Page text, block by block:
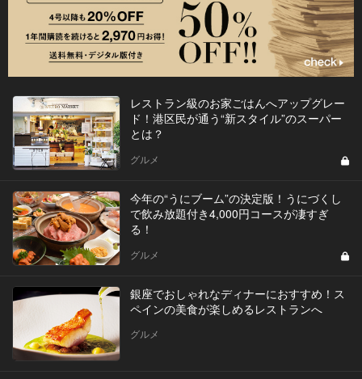
レストラン級のお家ごはんへアップグレー
ド！港区民が通う“新スタイル”のスーパー
とは？
グルメ
今年の“うにブーム”の決定版！うにづくし
で飲み放題付き4,000円コースが凄すぎ
る！
グルメ
銀座でおしゃれなディナーにおすすめ！ス
ペインの美食が楽しめるレストランへ
グルメ